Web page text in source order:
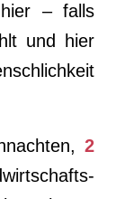
– falls
und hier
2